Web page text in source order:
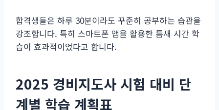
합격생들은 하루 30분이라도 꾸준히 공부하는 습관을
강조합니다. 특히 스마트폰 앱을 활용한 틈새 시간 학
습이 효과적이었다고 합니다.
2025 경비지도사 시험 대비 단
계별 학습 계획표